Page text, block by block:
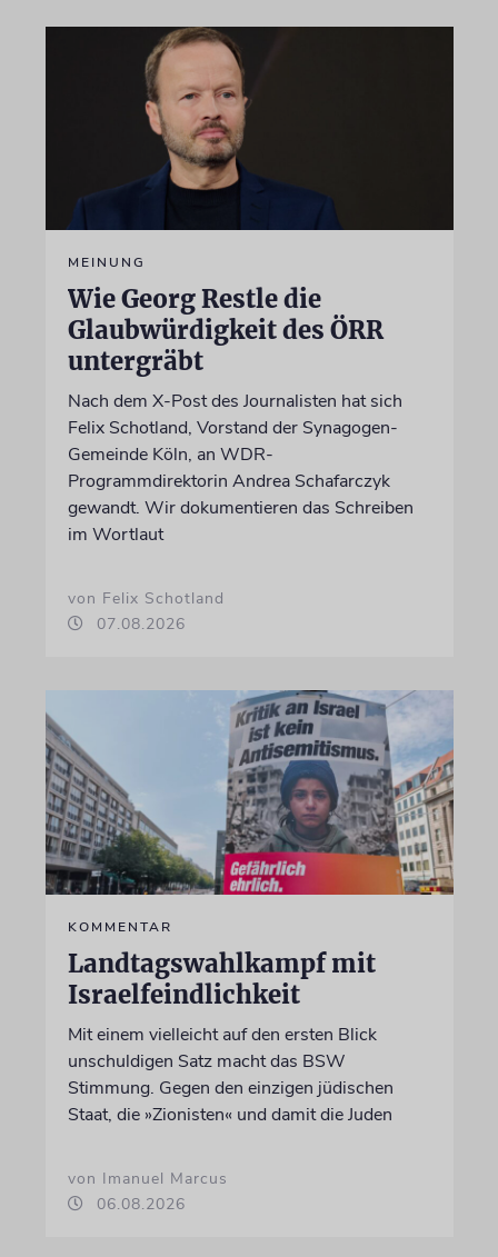
MEINUNG
Wie Georg Restle die
Glaubwürdigkeit des ÖRR
untergräbt
Nach dem X-Post des Journalisten hat sich
Felix Schotland, Vorstand der Synagogen-
Gemeinde Köln, an WDR-
Programmdirektorin Andrea Schafarczyk
gewandt. Wir dokumentieren das Schreiben
im Wortlaut
von Felix Schotland
07.08.2026
KOMMENTAR
Landtagswahlkampf mit
Israelfeindlichkeit
Mit einem vielleicht auf den ersten Blick
unschuldigen Satz macht das BSW
Stimmung. Gegen den einzigen jüdischen
Staat, die »Zionisten« und damit die Juden
von Imanuel Marcus
06.08.2026